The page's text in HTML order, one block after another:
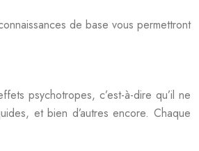
de base vous permettront
psychotropes, c’est-à-dire qu’il ne
et bien d’autres encore. Chaque